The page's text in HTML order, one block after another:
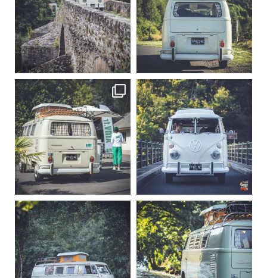
Sep 15
219
3
Sep 12
216
3
becombi
Sep 10
220
4
becombi
Août 10
177
0
becombi becombi